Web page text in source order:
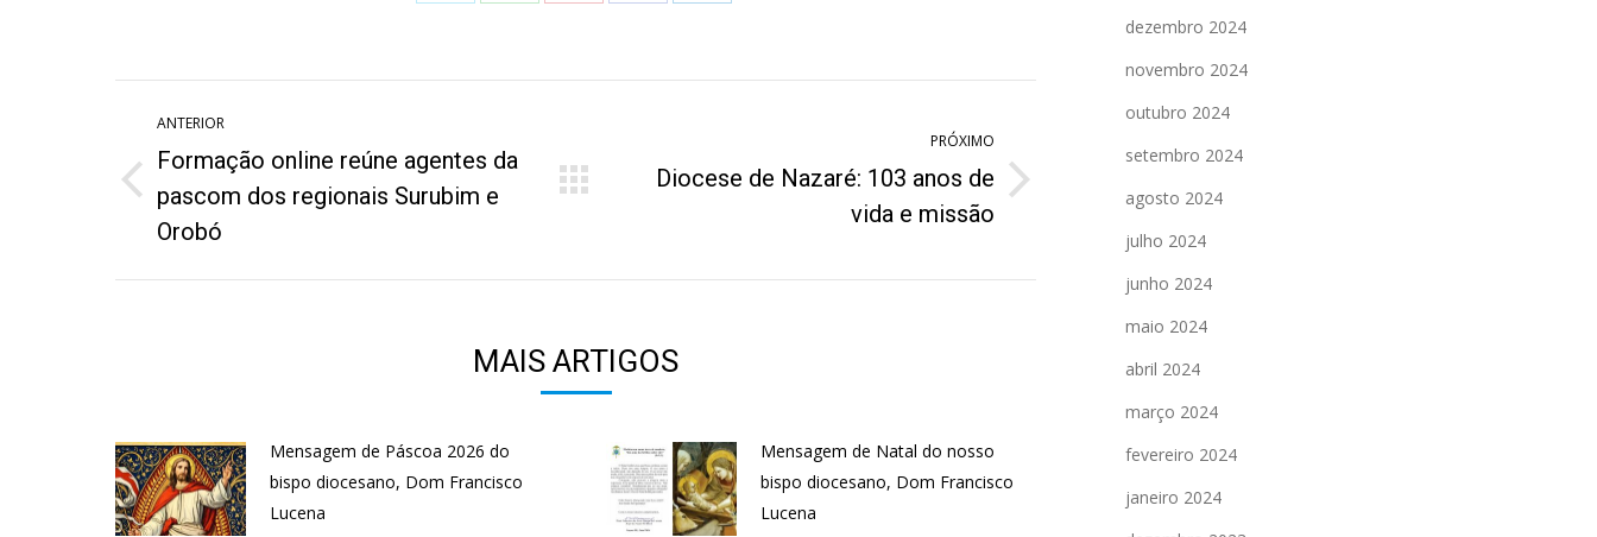
de
post:
ANTERIOR
Post
anterior:
Formação online reúne agentes da
pascom dos regionais Surubim e
Orobó
PRÓXIMO
Próximo
Diocese de Nazaré: 103 anos de
vida e missão
MAIS ARTIGOS
Mensagem de Páscoa 2026 do
bispo diocesano, Dom Francisco
Lucena
Mensagem de Natal do nosso
bispo diocesano, Dom Francisco
Lucena
dezembro 2024
novembro 2024
outubro 2024
setembro 2024
agosto 2024
julho 2024
junho 2024
maio 2024
abril 2024
março 2024
fevereiro 2024
janeiro 2024